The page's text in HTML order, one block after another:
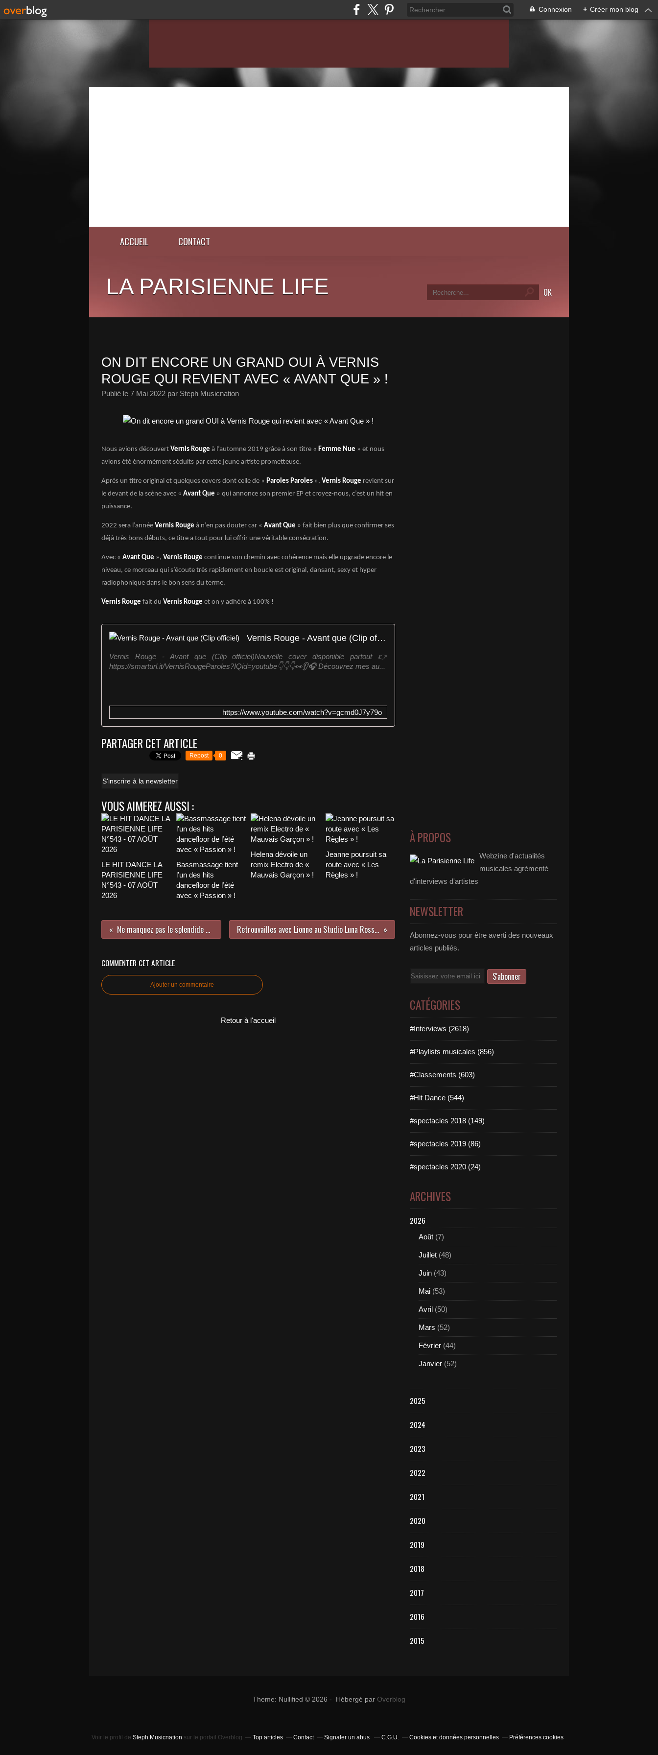
Connexion + Créer mon blog
ACCUEIL CONTACT
LA PARISIENNE LIFE
ON DIT ENCORE UN GRAND OUI À VERNIS
ROUGE QUI REVIENT AVEC « AVANT QUE » !
Publié le 7 Mai 2022 par Steph Musicnation
Nous avions découvert Vernis Rouge à l’automne 2019 grâce à son titre « Femme Nue » et nous
avions été énormément séduits par cette jeune artiste prometteuse.
Après un titre original et quelques covers dont celle de « Paroles Paroles », Vernis Rouge revient sur
le devant de la scène avec « Avant Que » qui annonce son premier EP et croyez-nous, c’est un hit en
puissance.
2022 sera l’année Vernis Rouge à n’en pas douter car « Avant Que » fait bien plus que confirmer ses
déjà très bons débuts, ce titre a tout pour lui offrir une véritable consécration.
Avec « Avant Que », Vernis Rouge continue son chemin avec cohérence mais elle upgrade encore le
niveau, ce morceau qui s’écoute très rapidement en boucle est original, dansant, sexy et hyper
radiophonique dans le bon sens du terme.
Vernis Rouge fait du Vernis Rouge et on y adhère à 100% !
Vernis Rouge - Avant que (Clip officiel)
Vernis Rouge - Avant que (Clip officiel)Nouvelle cover disponible partout 👉
https://smarturl.it/VernisRougeParoles?IQid=youtube👇👇👇👀👂🎧 Découvrez mes au...
https://www.youtube.com/watch?v=gcmd0J7y79o
PARTAGER CET ARTICLE
Repost 0
S'inscrire à la newsletter
VOUS AIMEREZ AUSSI :
LE HIT DANCE LA
PARISIENNE LIFE
N°543 - 07 AOÛT
2026
Bassmassage tient
l’un des hits
dancefloor de l’été
avec « Passion » !
Helena dévoile un
remix Electro de «
Mauvais Garçon » !
Jeanne poursuit sa
route avec « Les
Règles » !
Ne manquez pas le splendide premier EP de Romy Ryan James ! Retrouvailles avec Lionne au Studio Luna Rossa à l’occasion de la parution de son second EP !
COMMENTER CET ARTICLE
Ajouter un commentaire
Retour à l'accueil
À PROPOS
Webzine d'actualités
musicales agrémenté
d'interviews d'artistes
NEWSLETTER
Abonnez-vous pour être averti des nouveaux
articles publiés.
Email
CATÉGORIES
#Interviews (2618)
#Playlists musicales (856)
#Classements (603)
#Hit Dance (544)
#spectacles 2018 (149)
#spectacles 2019 (86)
#spectacles 2020 (24)
ARCHIVES
2026
Août (7)
Juillet (48)
Juin (43)
Mai (53)
Avril (50)
Mars (52)
Février (44)
Janvier (52)
2025
2024
2023
2022
2021
2020
2019
2018
2017
2016
2015
Theme: Nullified © 2026 - Hébergé par Overblog
Voir le profil de Steph Musicnation sur le portail Overblog Top articles Contact Signaler un abus C.G.U. Cookies et données personnelles Préférences cookies